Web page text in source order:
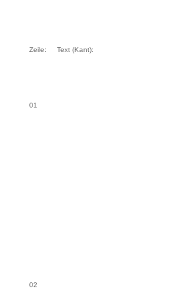
Zeile: Text (Kant):
01
02